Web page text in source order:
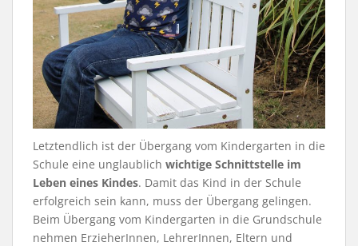
Letztendlich ist der Übergang vom Kindergarten in die
Schule eine unglaublich wichtige Schnittstelle im
Leben eines Kindes. Damit das Kind in der Schule
erfolgreich sein kann, muss der Übergang gelingen.
Beim Übergang vom Kindergarten in die Grundschule
nehmen ErzieherInnen, LehrerInnen, Eltern und